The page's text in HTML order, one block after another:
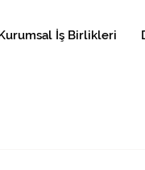
İş Birlikleri